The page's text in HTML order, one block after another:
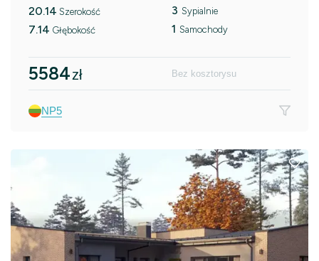
20.14 Szerokość
7.14 Głębokość
3 Sypialnie
1 Samochody
5584zł Bez kosztorysu
NP5